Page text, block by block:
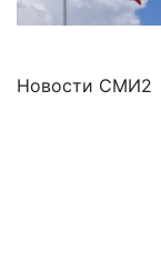
Новости СМИ2